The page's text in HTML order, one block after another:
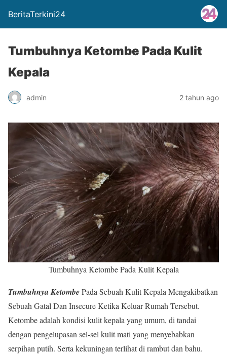
BeritaTerkini24
Tumbuhnya Ketombe Pada Kulit
Kepala
admin 2 tahun ago
Tumbuhnya Ketombe Pada Kulit Kepala
Tumbuhnya KetombePada Sebuah Kulit Kepala Mengakibatkan
Sebuah Gatal Dan Insecure Ketika Keluar Rumah Tersebut.
Ketombe adalah kondisi kulit kepala yang umum, di tandai
dengan pengelupasan sel-sel kulit mati yang menyebabkan
serpihan putih. Serta kekuningan terlihat di rambut dan bahu.